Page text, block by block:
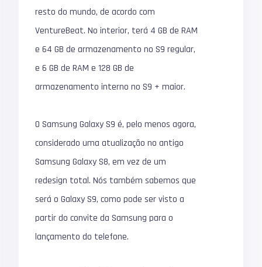
resto do mundo, de acordo com
VentureBeat. No interior, terá 4 GB de RAM
e 64 GB de armazenamento no S9 regular,
e 6 GB de RAM e 128 GB de
armazenamento interno no S9 + maior.
O Samsung Galaxy S9 é, pelo menos agora,
considerado uma atualização no antigo
Samsung Galaxy S8, em vez de um
redesign total. Nós também sabemos que
será o Galaxy S9, como pode ser visto a
partir do convite da Samsung para o
lançamento do telefone.